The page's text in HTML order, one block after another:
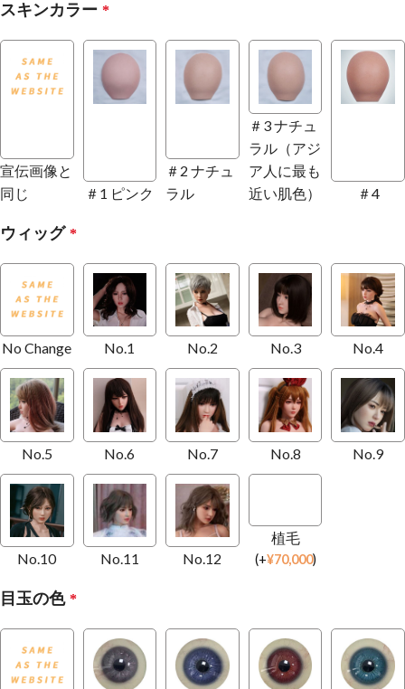
スキンカラー *
宣伝画像と
同じ
＃1 ピンク
＃2 ナチュ
ラル
＃3 ナチュ
ラル（アジ
ア人に最も
近い肌色）
＃4
ウィッグ *
No Change No.1 No.2 No.3 No.4
No.5 No.6 No.7 No.8 No.9
No.10 No.11 No.12
植毛
(+¥70,000)
目玉の色 *